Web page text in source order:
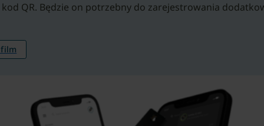
QR. Będzie on potrzebny do zarejestrowania